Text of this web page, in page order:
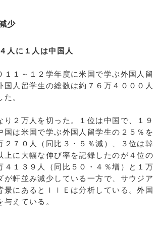
少
中国人
１～１２学年度に米国で学ぶ外国人留
人留学生の総数は約７６万４０００人
。
２万人を切った。１位は中国で、１９
は米国で学ぶ外国人留学生の２５％を
７０人（同比３・５％減）、３位は韓
に大幅な伸び率を記録したのが４位の
１３９人（同比５０・４％増）と１万
軒並み減少している一方で、サウジア
にあるとＩＩＥは分析している。外国
えている。